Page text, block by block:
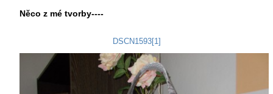
Něco z mé tvorby----
DSCN1593[1]